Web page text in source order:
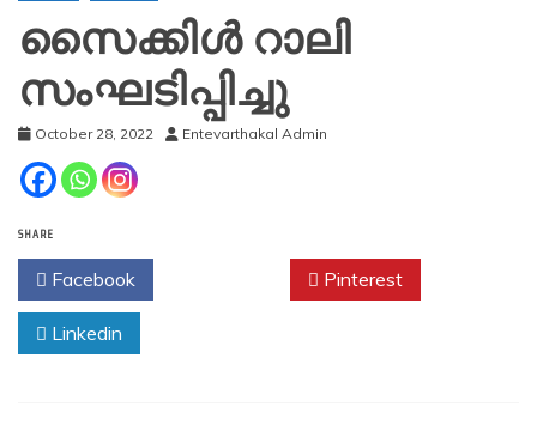
സൈക്കിള്‍ റാലി
സംഘടിപ്പിച്ചു
October 28, 2022 Entevarthakal Admin
SHARE
Facebook Pinterest
Linkedin